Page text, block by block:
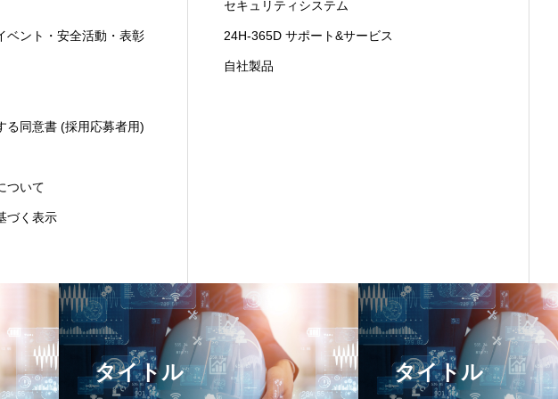
ベント・安全活動・表彰
る同意書 (採用応募者用)
ついて
づく表示
セキュリティシステム
24H-365D サポート&サービス
自社製品
タイトル タイトル